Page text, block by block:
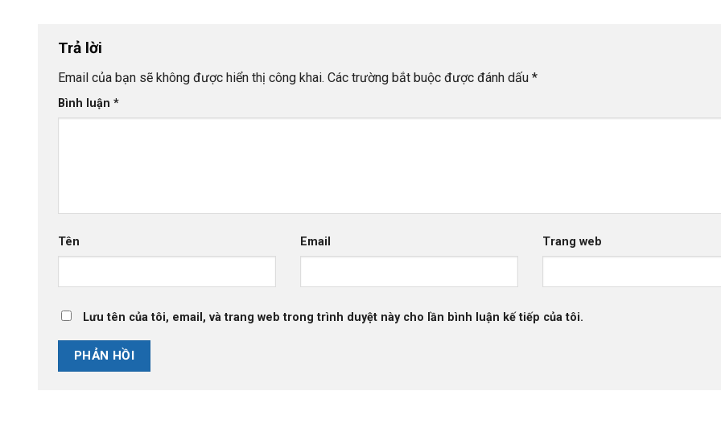
Trả lời
Email của bạn sẽ không được hiển thị công khai. Các trường bắt buộc được đánh dấu *
Bình luận *
Tên Email Trang web
Lưu tên của tôi, email, và trang web trong trình duyệt này cho lần bình luận kế tiếp của tôi.